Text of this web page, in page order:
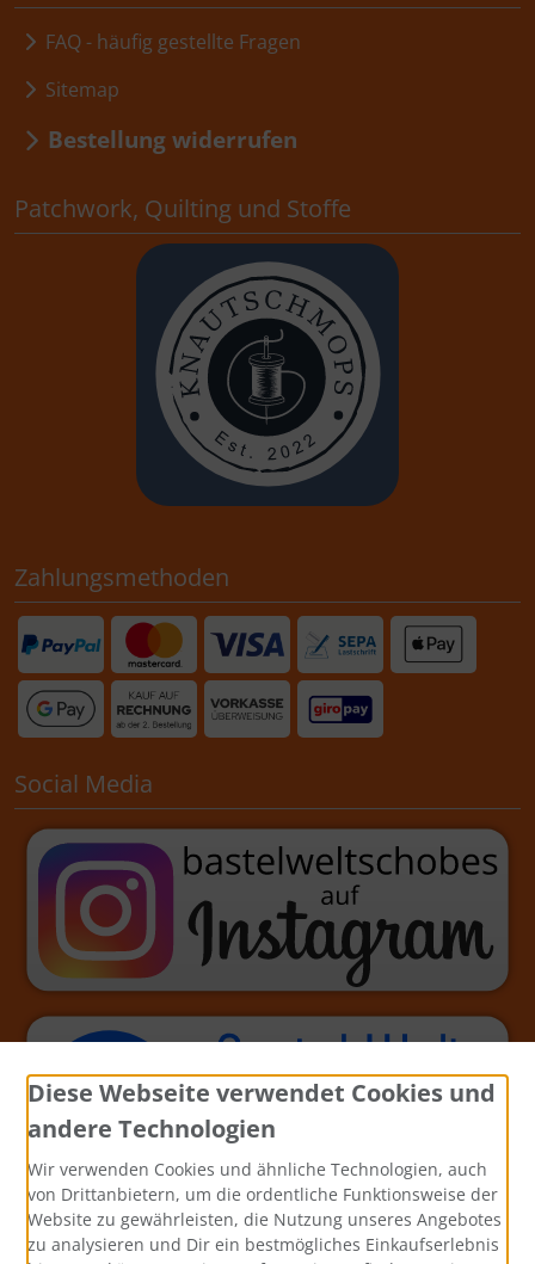
FAQ - häufig gestellte Fragen
Sitemap
Bestellung widerrufen
Patchwork, Quilting und Stoffe
Zahlungsmethoden
Social Media
Diese Webseite verwendet Cookies und
andere Technologien
Wir verwenden Cookies und ähnliche Technologien, auch
von Drittanbietern, um die ordentliche Funktionsweise der
Website zu gewährleisten, die Nutzung unseres Angebotes
zu analysieren und Dir ein bestmögliches Einkaufserlebnis